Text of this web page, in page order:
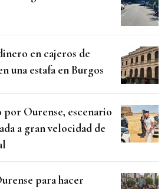
en cajeros de
una estafa en Burgos
por Ourense, escenario
a gran velocidad de
para hacer